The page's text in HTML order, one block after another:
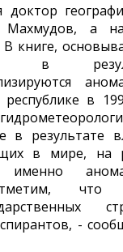
а
книге,
в
в
в результате
в мире, на
именно
Отметим, что
-